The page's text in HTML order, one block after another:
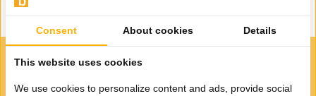
Delen
VOOR JOU GESELECTEERD
Gerelateerde producten
Consent About cookies Details
This website uses cookies
We use cookies to personalize content and ads, provide social